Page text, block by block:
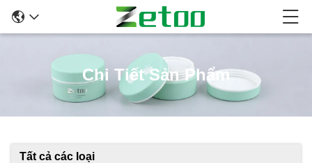
Chi Tiết Sản Phẩm
Tất cả các loại